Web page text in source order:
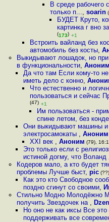
В среде рабочего
только п...,soarin
БУДЕТ Круто,
картинка г вно
(173) +1
Встроить вайланд без
автомобиль без косты,
Выкидывают лошадок, но при
в функциональности, Аноним
Да что там Если кому-то
иметь дело с конно,
Что естественно и
пользоваться и сейчас
(47) +1
Им пользоваться -
спине летом, без
Они выкидывают машины и
электросамокаты , Аноним
XXI век ,Аноним (79),
Это только если с
истиной догму, что Воланд
Кодеров мало, а кто будет
проблемы Лучше быст, pic
Как это кто Свободное
поздно сгинут со своими,
Стильно Модно Молодёжно
получить Звездочек на ,
Но оно не как иксы Все
поддерживать все